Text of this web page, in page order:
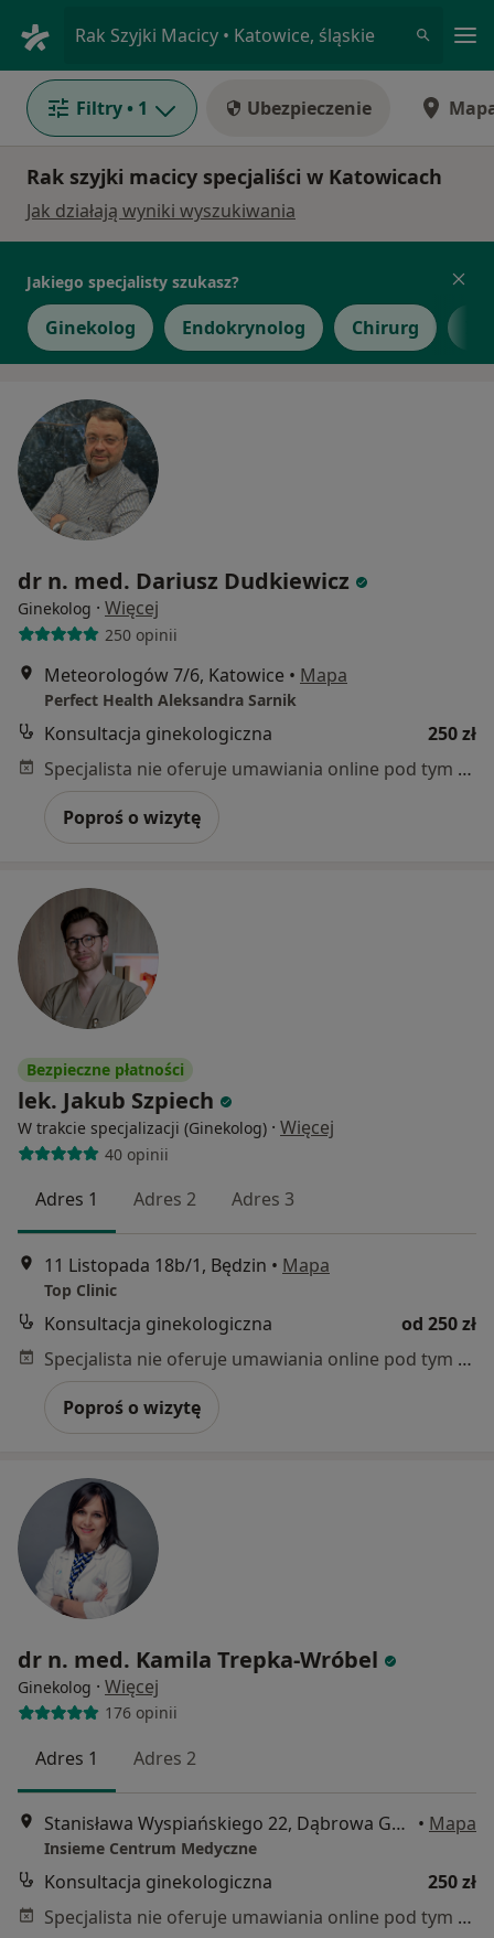
Rak Szyjki Macicy • Katowice, śląskie
Filtry • 1 Ubezpieczenie
Rak szyjki macicy specjaliści w Katowicach
Jak działają wyniki wyszukiwania
Jakiego specjalisty szukasz?
Ginekolog Endokrynolog Chirurg
dr n. med. Dariusz Dudkiewicz
Ginekolog · Więcej
250 opinii
Meteorologów 7/6, Katowice • Mapa
Perfect Health Aleksandra Sarnik
Konsultacja ginekologiczna
250 zł
Specjalista nie oferuje umawiania online pod tym adresem.
Poproś o wizytę
Bezpieczne płatności
lek. Jakub Szpiech
W trakcie specjalizacji (Ginekolog) · Więcej
40 opinii
Adres 1 Adres 2 Adres 3
11 Listopada 18b/1, Będzin • Mapa
Top Clinic
Konsultacja ginekologiczna
od 250 zł
Specjalista nie oferuje umawiania online pod tym adresem.
Poproś o wizytę
dr n. med. Kamila Trepka-Wróbel
Ginekolog · Więcej
176 opinii
Adres 1 Adres 2
Stanisława Wyspiańskiego 22, Dąbrowa Górnicza • Mapa
Insieme Centrum Medyczne
Konsultacja ginekologiczna
250 zł
Specjalista nie oferuje umawiania online pod tym adresem.